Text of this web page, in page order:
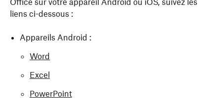
à l’App Store.
Sélectionnez Installer
téléchargement de l’application.
Une fois cette application installée, revenez dans
votre application Dropbox. Appuyez sur Suivant
terminée, ou appuyez simplement à nouveau sur le
Office sur votre appareil Android ou iOS, suivez les
liens ci-dessous :
Appareils Android :
Word
Excel
PowerPoint